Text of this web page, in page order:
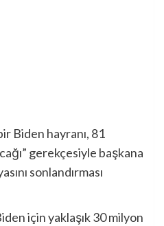
Biden hayranı, 81
gerekçesiyle başkana
sonlandırması
için yaklaşık 30 milyon